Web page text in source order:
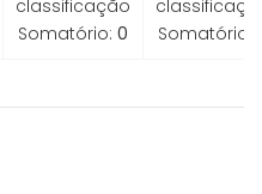
classificação
Somatório: 0
Somatório: